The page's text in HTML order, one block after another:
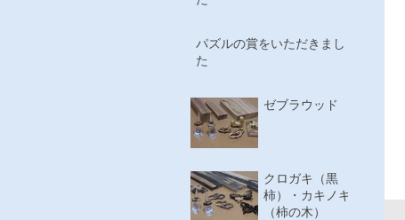
パズルの賞をいただきまし
た
ゼブラウッド
クロガキ（黒
柿）・カキノキ
（柿の木）